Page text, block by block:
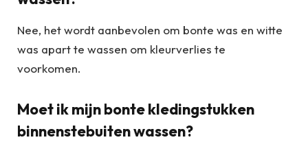
Nee, het wordt aanbevolen om bonte was en witte
was apart te wassen om kleurverlies te
voorkomen.
Moet ik mijn bonte kledingstukken
binnenstebuiten wassen?